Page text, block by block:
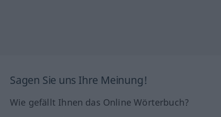
Sagen Sie uns Ihre Meinung!
Wie gefällt Ihnen das Online Wörterbuch?